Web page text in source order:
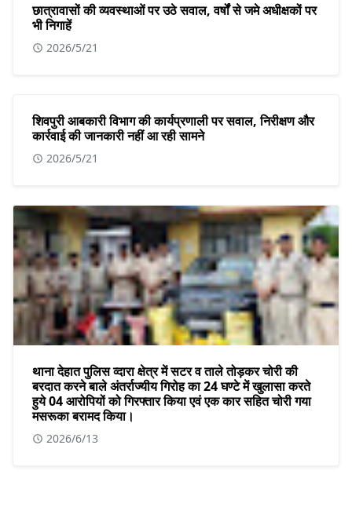
छात्रावासों की व्यवस्थाओं पर उठे सवाल, वर्षों से जमे अधीक्षकों पर
भी निगाहें
2026/5/21
शिवपुरी आबकारी विभाग की कार्यप्रणाली पर सवाल, निरीक्षण और
कार्रवाई की जानकारी नहीं आ रही सामने
2026/5/21
थाना देहात पुलिस व्दारा क्षेत्र में सटर व ताले तोड़कर चोरी की
बरदात करने बाले अंतर्राज्यीय गिरोह का 24 घण्टे में खुलासा करते
हुये 04 आरोपियों को गिरफ्तार किया एवं एक कार सहित चोरी गया
मसरूका बरामद किया।
2026/6/13